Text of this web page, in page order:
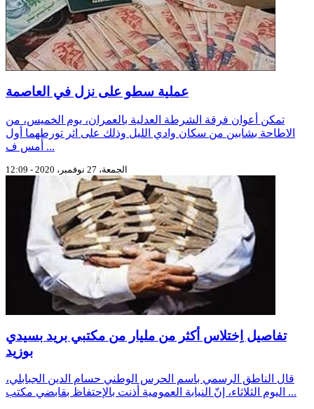
عملية سطو على نزل في العاصمة
تمكن أعوان فرقة الشرطة العدلية بالعمران، يوم الخميس، من
الاطاحة بشابين من سكان وادي الليل وذلك على اثر تورطهما أول
أمس ف ...
الجمعة، 27 نوفمبر، 2020 - 12:09
تفاصيل اِختلاس أكثر من مليار من مكتبي بريد بسيدي
بوزيد
قال الناطق الرسمي باسم الحرس الوطني حسام الدين الجبابلي،
اليوم الثلاثاء، إنّ النيابة العمومية أذنت بالإحتفاظ بقابضي مكتب ...